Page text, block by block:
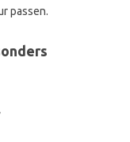
passen.